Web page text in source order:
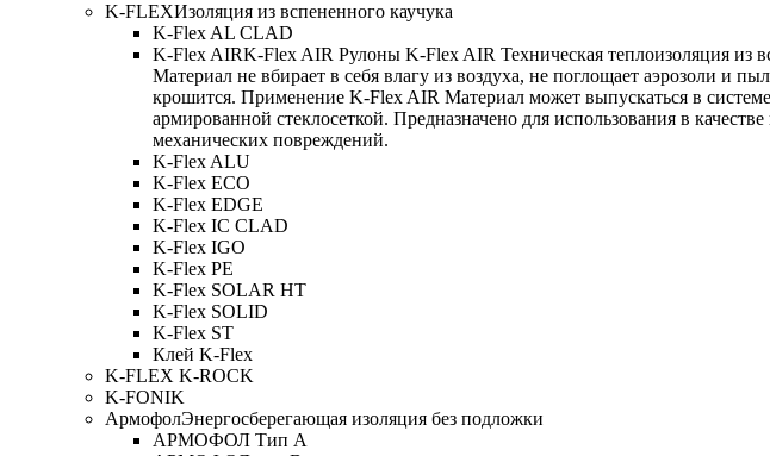
K-FLEXИзоляция из вспененного каучука
K-Flex AL CLAD
K-Flex AIRK-Flex AIR Рулоны K-Flex AIR Техническая теплоизоляция из
Материал не вбирает в себя влагу из воздуха, не поглощает аэрозоли и
крошится. Применение K-Flex AIR Материал может выпускаться в
армированной стеклосеткой. Предназначено для использования в
механических повреждений.
K-Flex ALU
K-Flex ECO
K-Flex EDGE
K-Flex IC CLAD
K-Flex IGO
K-Flex PE
K-Flex SOLAR HT
K-Flex SOLID
K-Flex ST
Клей K-Flex
K-FLEX K-ROCK
K-FONIK
АрмофолЭнергосберегающая изоляция без подложки
АРМОФОЛ Тип А